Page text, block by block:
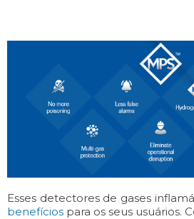
Esses detectores de gases
benefícios para os seus usuários.